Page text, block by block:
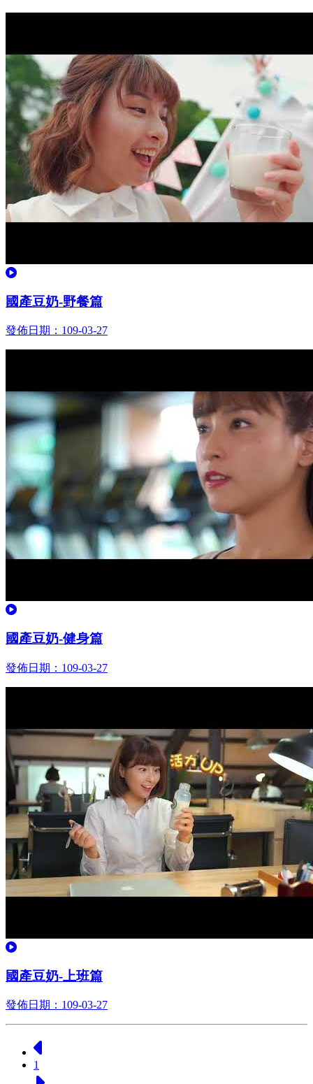
觀看
國產豆奶-野餐篇
發佈日期：109-03-27
觀看
國產豆奶-健身篇
發佈日期：109-03-27
觀看
國產豆奶-上班篇
發佈日期：109-03-27
1